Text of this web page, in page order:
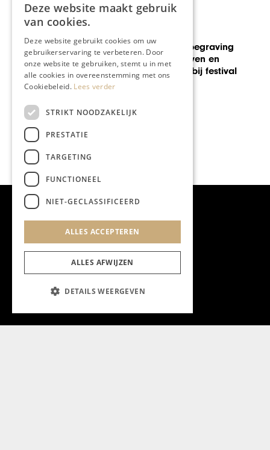
Bijzondere herbegraving
Elisabeth Strouven en
kleurrijke zang bij festival
Vocallis
Deze website maakt gebruik
van cookies.
Deze website gebruikt cookies om uw
gebruikerservaring te verbeteren. Door
onze website te gebruiken, stemt u in met
alle cookies in overeenstemming met ons
Cookiebeleid. Lees verder
STRIKT NOODZAKELIJK
PRESTATIE
TARGETING
FUNCTIONEEL
NIET-GECLASSIFICEERD
ALLES ACCEPTEREN
ALLES AFWIJZEN
DETAILS WEERGEVEN